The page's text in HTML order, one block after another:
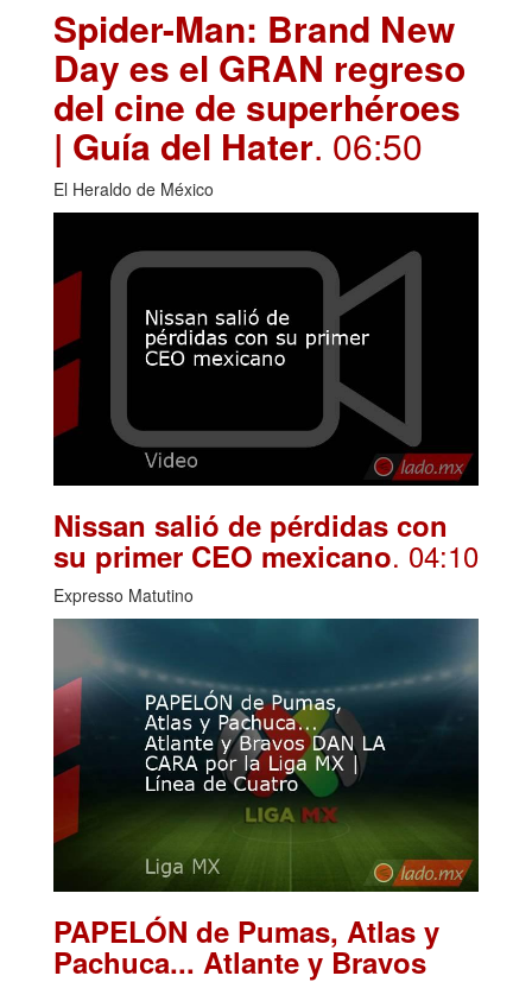
Spider-Man: Brand New
Day es el GRAN regreso
del cine de superhéroes
| Guía del Hater. 06:50
El Heraldo de México
Nissan salió de pérdidas con
su primer CEO mexicano. 04:10
Expresso Matutino
PAPELÓN de Pumas, Atlas y
Pachuca... Atlante y Bravos